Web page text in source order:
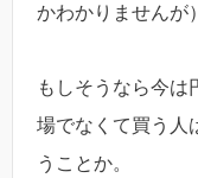
かわかりませんが）
もしそうなら今は
場でなくて買う人
うことか。